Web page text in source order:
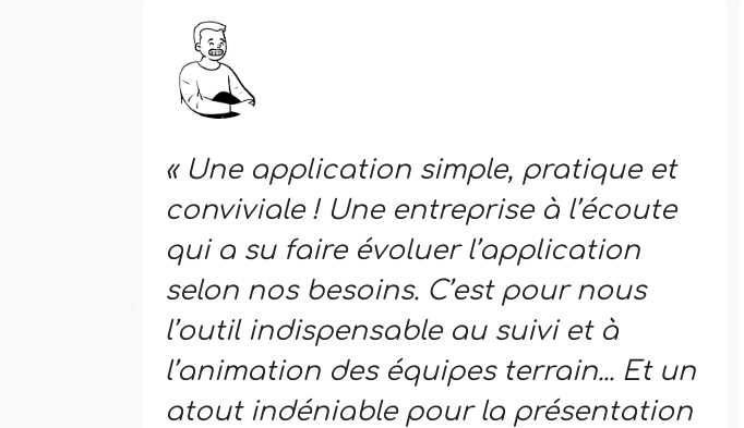
« Une application simple, pratique et
conviviale ! Une entreprise à l’écoute
qui a su faire évoluer l’application
selon nos besoins. C’est pour nous
l’outil indispensable au suivi et à
l’animation des équipes terrain... Et un
atout indéniable pour la présentation